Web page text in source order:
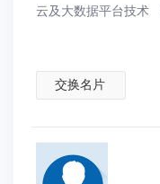
云及大数据平台技术
交换名片